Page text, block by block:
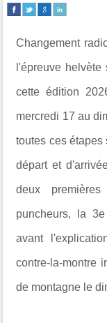
Changement
l'épreuve
cette édition
mercredi 17 au
toutes ces
départ et
deux
puncheurs, la
avant
contre-la-montre
de montagne le